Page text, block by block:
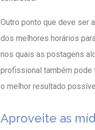
Outro ponto que deve ser
dos melhores horários
nos quais as postagens
profissional também pode
o melhor resultado
Aproveite as